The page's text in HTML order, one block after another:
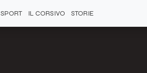
SPORT IL CORSIVO STORIE